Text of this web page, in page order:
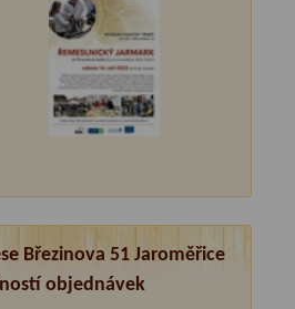
Březinova 51 Jaroměřice
objednávek